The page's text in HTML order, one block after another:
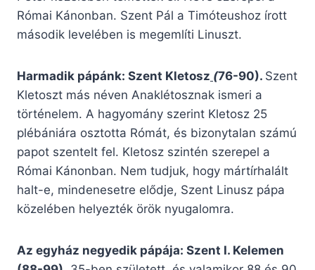
Római Kánonban. Szent Pál a Timóteushoz írott
második levelében is megemlíti Linuszt.
Harmadik pápánk: Szent Kletosz (76-90). Szent
Kletoszt más néven Anaklétosznak ismeri a
történelem. A hagyomány szerint Kletosz 25
plébániára osztotta Rómát, és bizonytalan számú
papot szentelt fel. Kletosz szintén szerepel a
Római Kánonban. Nem tudjuk, hogy mártírhalált
halt-e, mindenesetre elődje, Szent Linusz pápa
közelében helyezték örök nyugalomra.
Az egyház negyedik pápája: Szent I. Kelemen